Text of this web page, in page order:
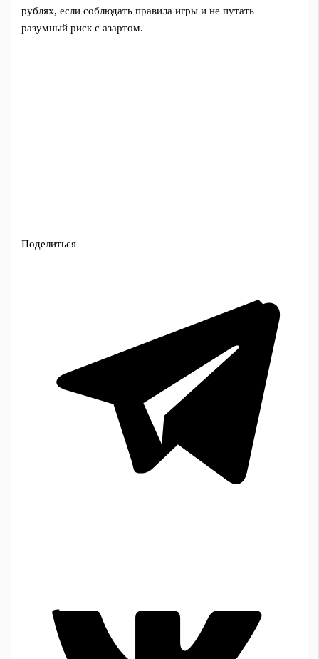
рублях, если соблюдать правила игры и не путать
разумный риск с азартом.
Поделиться